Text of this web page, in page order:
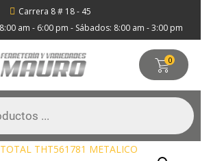
 Carrera 8 # 18 - 45
am - 6:00 pm - Sábados: 8:00 am - 3:00 pm
0